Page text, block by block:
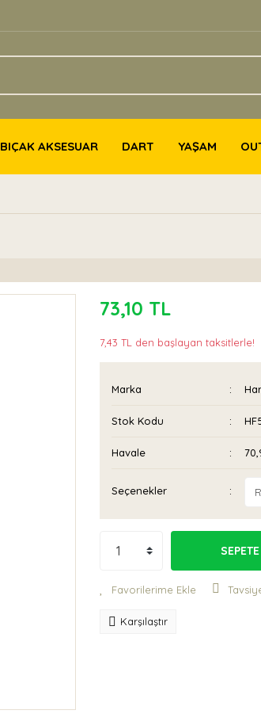
BIÇAK AKSESUAR DART YAŞAM
73,10 TL
7,43 TL den başlayan taksitlerle!
Marka
Stok Kodu
Havale
Seçenekler
Karşılaştır